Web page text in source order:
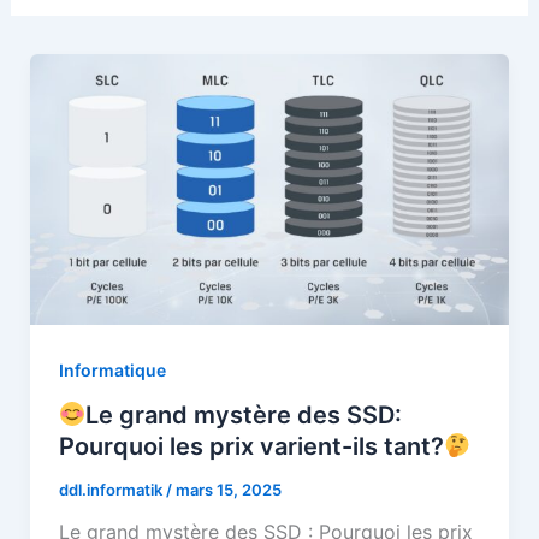
Informatique
Le grand mystère des SSD:
Pourquoi les prix varient-ils tant?
ddl.informatik/mars 15, 2025
Le grand mystère des SSD : Pourquoi les prix